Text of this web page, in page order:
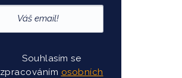
Souhlasím se
zpracováním osobních